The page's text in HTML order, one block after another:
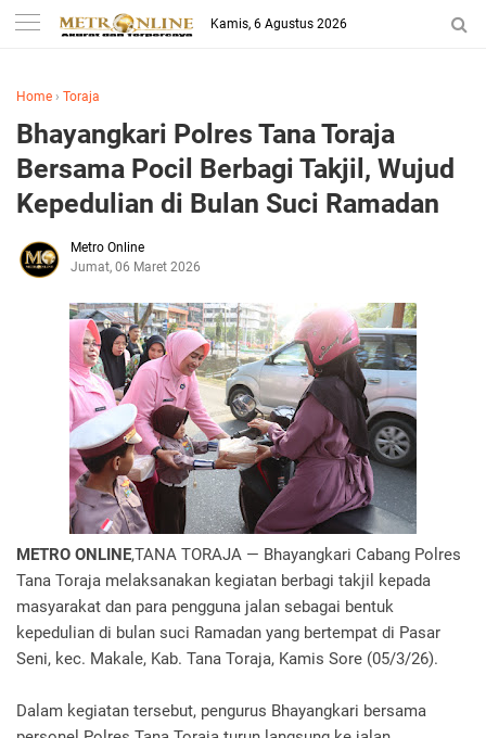
Kamis, 6 Agustus 2026
Home › Toraja
Bhayangkari Polres Tana Toraja
Bersama Pocil Berbagi Takjil, Wujud
Kepedulian di Bulan Suci Ramadan
Metro Online
Jumat, 06 Maret 2026
METRO ONLINE,TANA TORAJA — Bhayangkari Cabang Polres
Tana Toraja melaksanakan kegiatan berbagi takjil kepada
masyarakat dan para pengguna jalan sebagai bentuk
kepedulian di bulan suci Ramadan yang bertempat di Pasar
Seni, kec. Makale, Kab. Tana Toraja, Kamis Sore (05/3/26).
Dalam kegiatan tersebut, pengurus Bhayangkari bersama